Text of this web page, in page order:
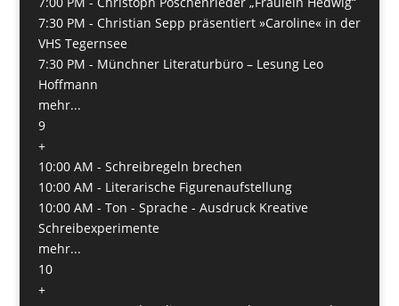
7:30 PM - Christian Sepp präsentiert »Caroline« in der
VHS Tegernsee
7:30 PM - Münchner Literaturbüro – Lesung Leo
Hoffmann
mehr...
9
+
10:00 AM - Schreibregeln brechen
10:00 AM - Literarische Figurenaufstellung
10:00 AM - Ton - Sprache - Ausdruck Kreative
Schreibexperimente
mehr...
10
+